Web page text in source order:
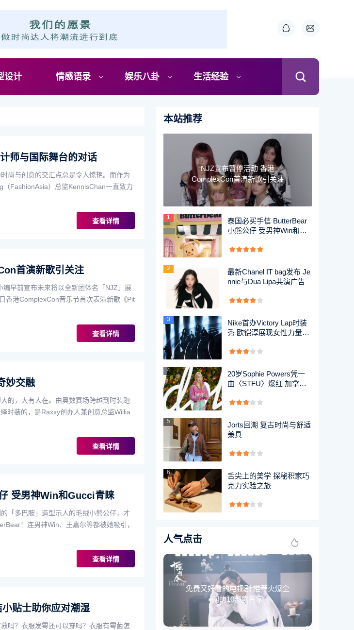
设计 情感语录 娱乐八卦 生活经验
师与国际舞台的对话
尚与创意的交汇点总是令人惊艳。而作为
FashionAsia）总监KennisChan一直致力
查看详情
首演新歌引关注
早前宣布未来将以全新团体名「NJZ」展
香港ComplexCon音乐节首次表演新歌《Pit
查看详情
妙交融
的，大有人在。由奥数赛场跨越到时装跑
时装的，是Raxxy创办人兼创意总监Willia
查看详情
受男神Win和Gucci青睐
「多巴胺」造型示人的毛绒小熊公仔，才
！连男神Win、王嘉尔等都被她吸引，
查看详情
贴士助你应对潮湿
吗？衣服发霉还可以穿吗？衣服有霉菌怎
本站推荐
NJZ宣布暂停活动 香港
ComplexCon首演新歌引关注
1
泰国必买手信 ButterBear
小熊公仔 受男神Win和Gu
2
最新Chanel IT bag发布 Je
nnie与Dua Lipa共演广告
3
Nike首办Victory Lap时装
秀 欧铠淳展现女性力量与
4
20岁Sophie Powers凭一
曲〈STFU〉爆红 加拿大
5
Jorts回潮 复古时尚与舒适
兼具
6
舌尖上的美学 探秘积家巧
克力实验之旅
人气点击
免费又好看的电视剧 推荐火爆全
网的10部剧名字